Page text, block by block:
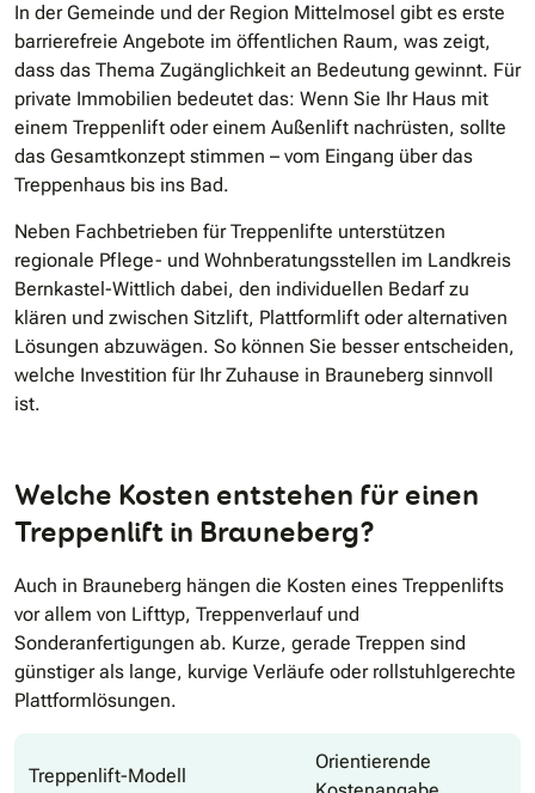
In der Gemeinde und der Region Mittelmosel gibt es erste
barrierefreie Angebote im öffentlichen Raum, was zeigt,
dass das Thema Zugänglichkeit an Bedeutung gewinnt. Für
private Immobilien bedeutet das: Wenn Sie Ihr Haus mit
einem Treppenlift oder einem Außenlift nachrüsten, sollte
das Gesamtkonzept stimmen – vom Eingang über das
Treppenhaus bis ins Bad.
Neben Fachbetrieben für Treppenlifte unterstützen
regionale Pflege- und Wohnberatungsstellen im Landkreis
Bernkastel-Wittlich dabei, den individuellen Bedarf zu
klären und zwischen Sitzlift, Plattformlift oder alternativen
Lösungen abzuwägen. So können Sie besser entscheiden,
welche Investition für Ihr Zuhause in Brauneberg sinnvoll
ist.
Welche Kosten entstehen für einen
Treppenlift in Brauneberg?
Auch in Brauneberg hängen die Kosten eines Treppenlifts
vor allem von Lifttyp, Treppenverlauf und
Sonderanfertigungen ab. Kurze, gerade Treppen sind
günstiger als lange, kurvige Verläufe oder rollstuhlgerechte
Plattformlösungen.
Treppenlift-Modell
Orientierende